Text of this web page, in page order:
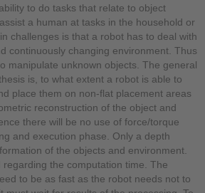
to do tasks that relate to object
a human at tasks in the household or
challenges is that a robot has to deal with
continuously changing environment. Thus
manipulate unknown objects. The general
is, to what extent a robot is able to
place them on non-flat placement areas
reconstruction of the object and
there will be no use of force/torque
and execution phase. Only a depth
of the objects and environment.
the computation time. The
to be as fast as the robot needs not to